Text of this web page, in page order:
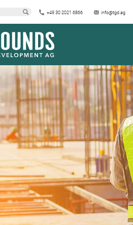
+49 30 2021 6866 info@tgd.ag